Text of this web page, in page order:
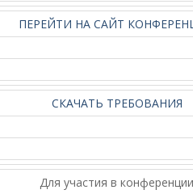
ПЕРЕЙТИ НА САЙТ
СКАЧАТЬ ТРЕБОВАНИЯ
Для участия в конференции